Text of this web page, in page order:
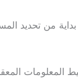
من تحديد